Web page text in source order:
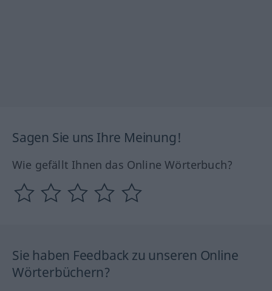
Sagen Sie uns Ihre Meinung!
Wie gefällt Ihnen das Online Wörterbuch?
Sie haben Feedback zu unseren Online
Wörterbüchern?